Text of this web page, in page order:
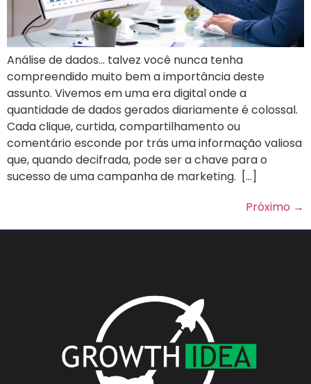
Análise de dados… talvez você nunca tenha
compreendido muito bem a importância deste
assunto. Vivemos em uma era digital onde a
quantidade de dados gerados diariamente é colossal.
Cada clique, curtida, compartilhamento ou
comentário esconde por trás uma informação valiosa
que, quando decifrada, pode ser a chave para o
sucesso de uma campanha de marketing. […]
Próximo →